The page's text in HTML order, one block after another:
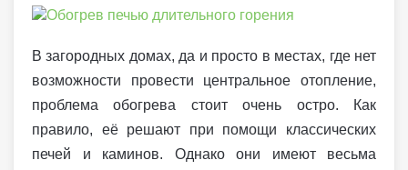
В загородных домах, да и просто в местах, где нет
возможности провести центральное отопление,
проблема обогрева стоит очень остро. Как
правило, её решают при помощи классических
печей и каминов. Однако они имеют весьма